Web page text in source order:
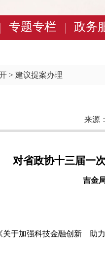
专题专栏 政务
> 建议提案办理
来源：
对省政协十三届一
吉金
于加强科技金融创新 助